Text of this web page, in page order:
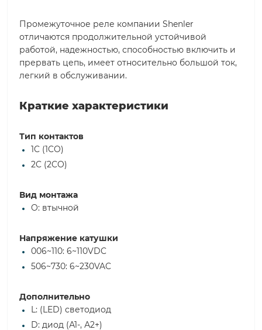
Промежуточное реле компании Shenler
отличаются продолжительной устойчивой
работой, надежностью, способностью включить и
прервать цепь, имеет относительно большой ток,
легкий в обслуживании.
Краткие характеристики
Тип контактов
1C (1CO)
2C (2CO)
Вид монтажа
O: втычной
Напряжение катушки
006~110: 6~110VDC
506~730: 6~230VAC
Дополнительно
L: (LED) светодиод
D: диод (А1-, А2+)